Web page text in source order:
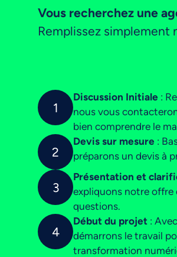
Vous recherchez une
Remplissez simplement
1
Discussion Initiale :
nous vous
bien comprendre le
2
Devis sur mesure :
préparons un devis à
3
Présentation et
expliquons notre
questions.
4
Début du projet :
démarrons le travail
transformation